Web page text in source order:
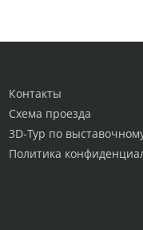
Контакты
Схема проезда
3D-Тур по
Политика